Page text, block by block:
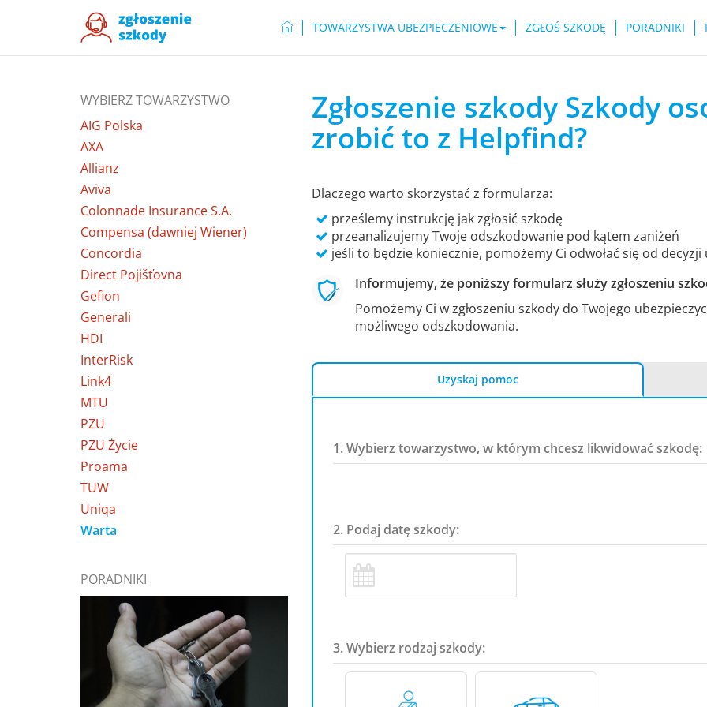
TOWARZYSTWA UBEZPIECZENIOWE ZGŁOŚ SZKODĘ PORADNIKI
WYBIERZ TOWARZYSTWO
AIG Polska
AXA
Allianz
Aviva
Colonnade Insurance S.A.
Compensa (dawniej Wiener)
Concordia
Direct Pojišťovna
Gefion
Generali
HDI
InterRisk
Link4
MTU
PZU
PZU Życie
Proama
TUW
Uniqa
Warta
PORADNIKI
Zgłoszenie szkody Szkody
zrobić to z Helpfind?
Dlaczego warto skorzystać z formularza:
prześlemy instrukcję jak zgłosić szkodę
przeanalizujemy Twoje odszkodowanie pod kątem zaniżeń
jeśli to będzie koniecznie, pomożemy Ci odwołać się od decyzji
Informujemy, że poniższy formularz służy zgłoszeniu
Pomożemy Ci w zgłoszeniu szkody do Twojego
możliwego odszkodowania.
Uzyskaj pomoc
1. Wybierz towarzystwo, w którym chcesz likwidować szkodę:
2. Podaj datę szkody:
3. Wybierz rodzaj szkody: